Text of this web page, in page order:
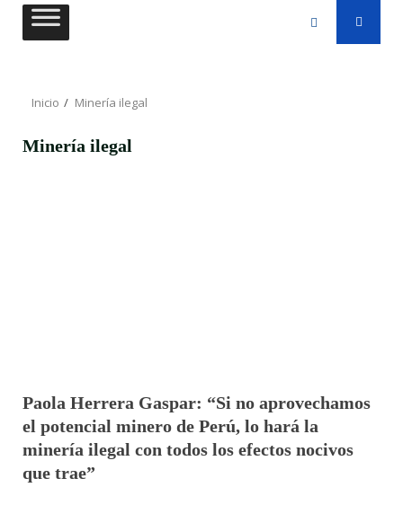
Saltar
Inicio Minería ilegal
Minería ilegal
Paola Herrera Gaspar: “Si no aprovechamos
el potencial minero de Perú, lo hará la
minería ilegal con todos los efectos nocivos
que trae”